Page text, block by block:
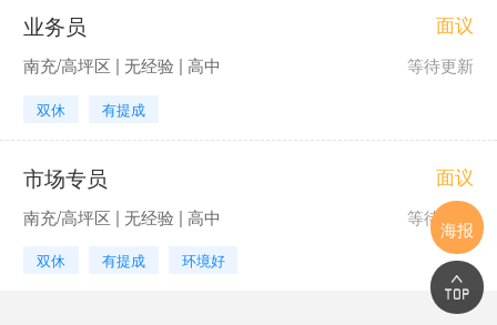
业务员 面议
南充/高坪区 | 无经验 | 高中 等待更新
双休 有提成
市场专员 面议
南充/高坪区 | 无经验 | 高中 等待更新
双休 有提成 环境好
海报